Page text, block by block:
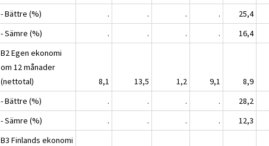
- Bättre (%)
. . . . 25,4
- Sämre (%)
. . . . 16,4
B2 Egen ekonomi
om 12 månader
(nettotal)
8,1 13,5 1,2 9,1 8,9
- Bättre (%)
. . . . 28,2
- Sämre (%)
. . . . 12,3
B3 Finlands ekonomi